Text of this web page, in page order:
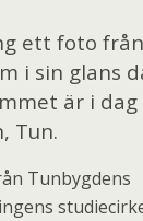
ett foto
i sin glans
är i
Tun.
Tunbygdens